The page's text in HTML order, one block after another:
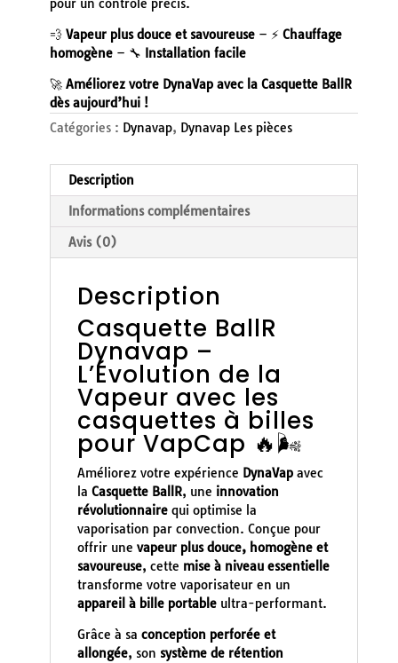
pour un contrôle précis.
💨 Vapeur plus douce et savoureuse– ⚡ Chauffage
homogène– 🔧 Installation facile
🚀 Améliorez votre DynaVap avec la Casquette BallR
dès aujourd’hui !
Catégories : Dynavap, Dynavap Les pièces
Description
Informations complémentaires
Avis (0)
Description
Casquette BallR
Dynavap –
L’Évolution de la
Vapeur avec les
casquettes à billes
pour VapCap 🔥🌬️
Améliorez votre expérience DynaVapavec
la Casquette BallR, une innovation
révolutionnairequi optimise la
vaporisation par convection. Conçue pour
offrir une vapeur plus douce, homogène et
savoureuse, cette mise à niveau essentielle
transforme votre vaporisateur en un
appareil à bille portableultra-performant.
Grâce à sa conception perforée et
allongée, son système de rétention